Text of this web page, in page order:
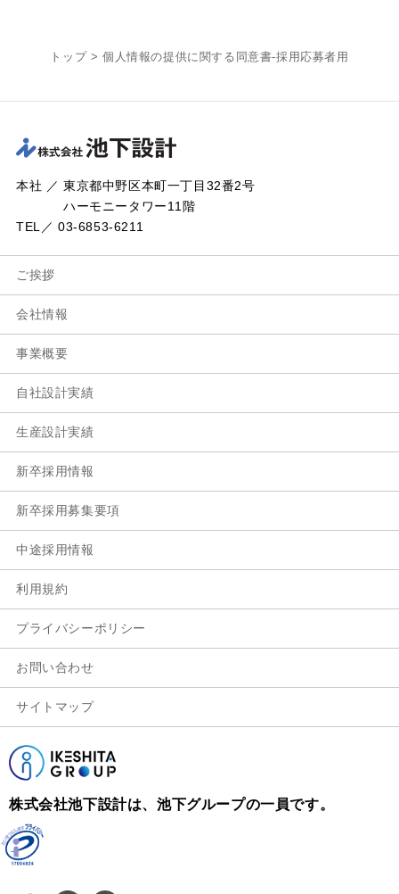
トップ > 個人情報の提供に関する同意書-採用応募者用
本社 ／ 東京都中野区本町一丁目32番2号
ハーモニータワー11階
TEL／ 03-6853-6211
ご挨拶
会社情報
事業概要
自社設計実績
生産設計実績
新卒採用情報
新卒採用募集要項
中途採用情報
利用規約
プライバシーポリシー
お問い合わせ
サイトマップ
株式会社池下設計は、池下グループの一員です。